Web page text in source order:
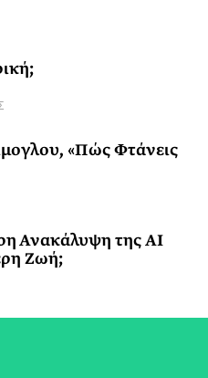
«Πώς Φτάνεις
Ανακάλυψη της AI
Ζωή;